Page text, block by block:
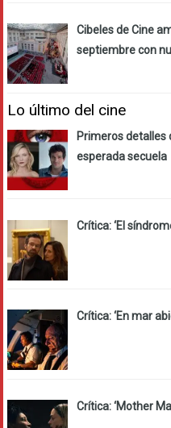
Cibeles de Cine
septiembre con
Lo último del cine
Primeros detalles
esperada secuela
Crítica: ‘El
Crítica: ‘En mar
Crítica: ‘Mother